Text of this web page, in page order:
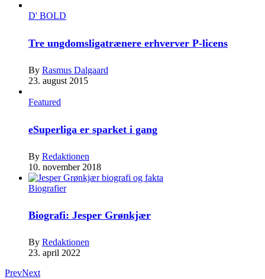
D' BOLD
Tre ungdomsligatrænere erhverver P-licens
By Rasmus Dalgaard
23. august 2015
Featured
eSuperliga er sparket i gang
By Redaktionen
10. november 2018
Biografier
Biografi: Jesper Grønkjær
By Redaktionen
23. april 2022
PrevNext